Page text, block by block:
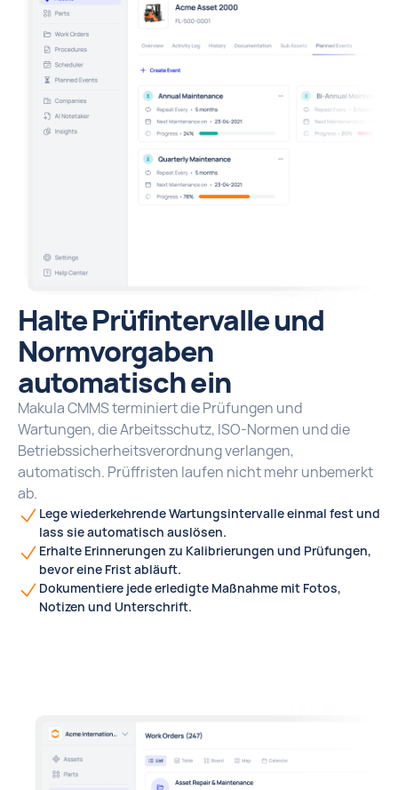
Halte Prüfintervalle und
Normvorgaben
automatisch ein
Makula CMMS terminiert die Prüfungen und
Wartungen, die Arbeitsschutz, ISO-Normen und die
Betriebssicherheitsverordnung verlangen,
automatisch. Prüffristen laufen nicht mehr unbemerkt
ab.
Lege wiederkehrende Wartungsintervalle einmal fest und
lass sie automatisch auslösen.
Erhalte Erinnerungen zu Kalibrierungen und Prüfungen,
bevor eine Frist abläuft.
Dokumentiere jede erledigte Maßnahme mit Fotos,
Notizen und Unterschrift.